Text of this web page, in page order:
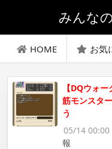
みんな
HOME お気
【DQウォ
筋モンスタ
う
05/14 00:00
報